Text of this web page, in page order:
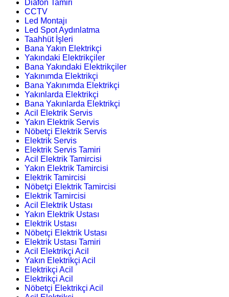
Diafon Tamiri
CCTV
Led Montajı
Led Spot Aydınlatma
Taahhüt İşleri
Bana Yakın Elektrikçi
Yakındaki Elektrikçiler
Bana Yakındaki Elektrikçiler
Yakınımda Elektrikçi
Bana Yakınımda Elektrikçi
Yakınlarda Elektrikçi
Bana Yakınlarda Elektrikçi
Acil Elektrik Servis
Yakın Elektrik Servis
Nöbetçi Elektrik Servis
Elektrik Servis
Elektrik Servis Tamiri
Acil Elektrik Tamircisi
Yakın Elektrik Tamircisi
Elektrik Tamircisi
Nöbetçi Elektrik Tamircisi
Elektrik Tamircisi
Acil Elektrik Ustası
Yakın Elektrik Ustası
Elektrik Ustası
Nöbetçi Elektrik Ustası
Elektrik Ustası Tamiri
Acil Elektrikçi Acil
Yakın Elektrikçi Acil
Elektrikçi Acil
Elektrikçi Acil
Nöbetçi Elektrikçi Acil